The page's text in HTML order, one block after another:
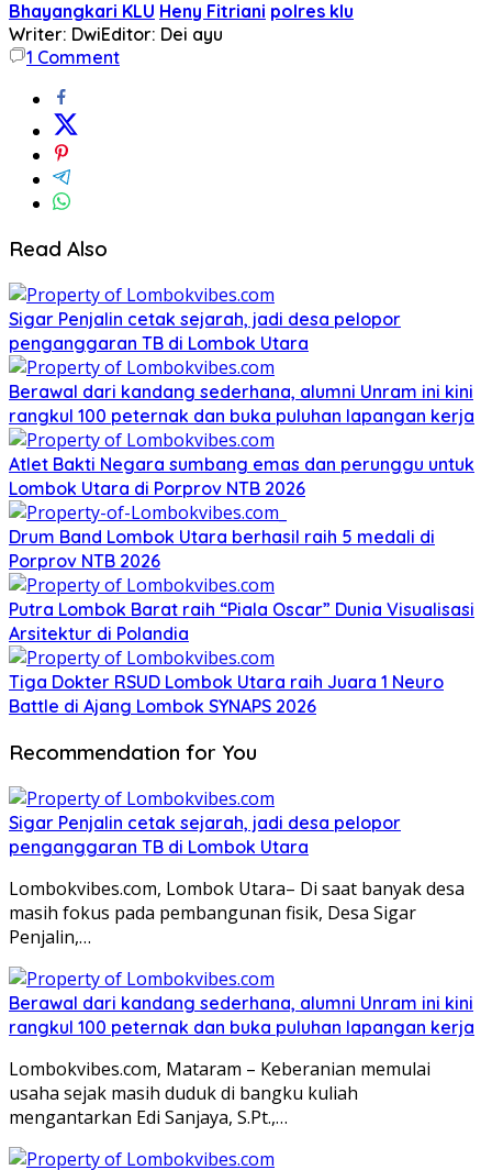
Bhayangkari KLU Heny Fitriani polres klu
Writer: DwiEditor: Dei ayu
1 Comment
Read Also
Sigar Penjalin cetak sejarah, jadi desa pelopor
penganggaran TB di Lombok Utara
Berawal dari kandang sederhana, alumni Unram ini kini
rangkul 100 peternak dan buka puluhan lapangan kerja
Atlet Bakti Negara sumbang emas dan perunggu untuk
Lombok Utara di Porprov NTB 2026
Drum Band Lombok Utara berhasil raih 5 medali di
Porprov NTB 2026
Putra Lombok Barat raih “Piala Oscar” Dunia Visualisasi
Arsitektur di Polandia
Tiga Dokter RSUD Lombok Utara raih Juara 1 Neuro
Battle di Ajang Lombok SYNAPS 2026
Recommendation for You
Sigar Penjalin cetak sejarah, jadi desa pelopor
penganggaran TB di Lombok Utara
Lombokvibes.com, Lombok Utara– Di saat banyak desa
masih fokus pada pembangunan fisik, Desa Sigar
Penjalin,…
Berawal dari kandang sederhana, alumni Unram ini kini
rangkul 100 peternak dan buka puluhan lapangan kerja
Lombokvibes.com, Mataram – Keberanian memulai
usaha sejak masih duduk di bangku kuliah
mengantarkan Edi Sanjaya, S.Pt.,…